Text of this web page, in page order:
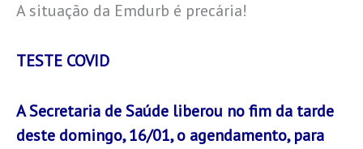
A situação da Emdurb é precária!
TESTE COVID
A Secretaria de Saúde liberou no fim da tarde
deste domingo, 16/01, o agendamento, para